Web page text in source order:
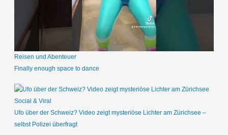
Reisen und Abenteuer
Finally enough space to dance
Social & Viral
Ufo über der Schweiz? Video zeigt mysteriöse Lichter am Zürichsee –
selbst Polizei überfragt